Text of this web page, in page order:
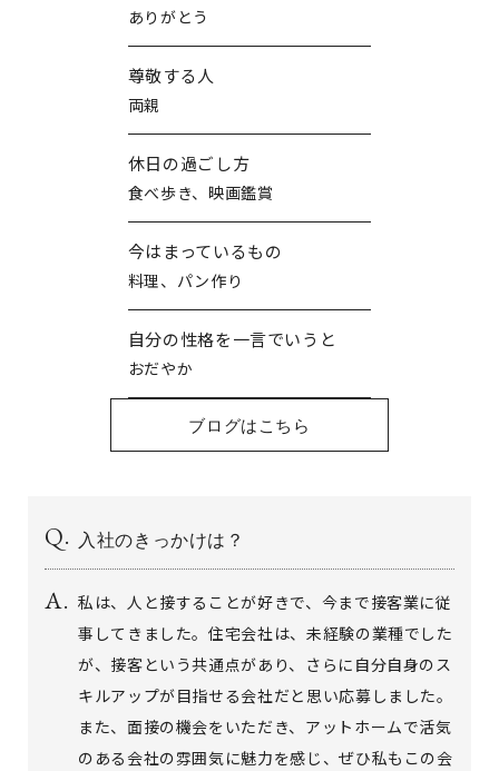
ブログはこちら
ありがとう
尊敬する人
両親
休日の過ごし方
食べ歩き、映画鑑賞
今はまっているもの
料理、パン作り
自分の性格を一言でいうと
おだやか
入社のきっかけは？
私は、人と接することが好きで、今まで接客業に従
事してきました。住宅会社は、未経験の業種でした
が、接客という共通点があり、さらに自分自身のス
キルアップが目指せる会社だと思い応募しました。
また、面接の機会をいただき、アットホームで活気
のある会社の雰囲気に魅力を感じ、ぜひ私もこの会